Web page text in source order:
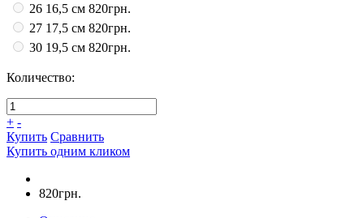
26 16,5 см 820грн.
27 17,5 см 820грн.
30 19,5 см 820грн.
Количество:
+ -
Купить Сравнить
Купить одним кликом
820грн.